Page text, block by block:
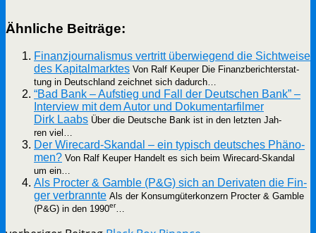
Ähn­li­che Beiträge:
Finanz­jour­na­lis­mus ver­tritt über­wie­gend die Sicht­wei­se
des Kapi­tal­mark­tes Von Ralf Keu­per Die Finanz­be­richt­erstat­
tung in Deutsch­land zeich­net sich dadurch…
“Bad Bank – Auf­stieg und Fall der Deut­schen Bank” –
Inter­view mit dem Autor und Doku­men­tar­fil­mer
Dirk Laabs Über die Deut­sche Bank ist in den letz­ten Jah­
ren viel…
Der Wire­­card-Skan­­dal – ein typisch deut­sches Phä­no­
men? Von Ralf Keu­per Han­delt es sich beim Wire­­card-Skan­­dal
um ein…
Als Proc­ter & Gam­ble (P&G) sich an Deri­va­ten die Fin­
ger ver­brann­te Als der Kon­sum­gü­ter­kon­zern Proc­ter & Gam­ble
(P&G) in den 1990er